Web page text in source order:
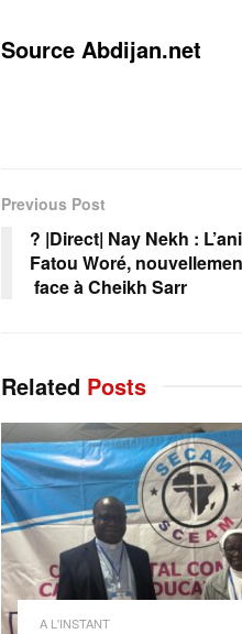
Source Abdijan.net
Previous Post
? |Direct| Nay Nekh :
Fatou Woré,
face à Cheikh Sarr
Related Posts
A L'INSTANT